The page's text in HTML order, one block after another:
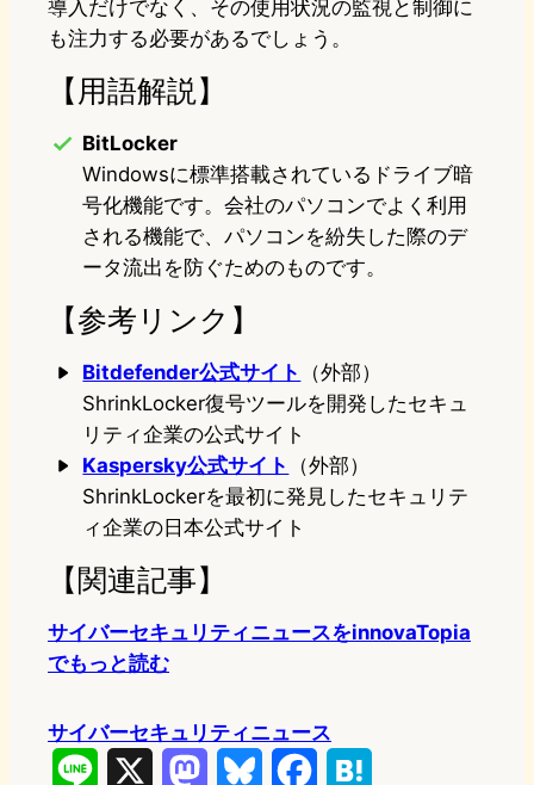
導入だけでなく、その使用状況の監視と制御に
も注力する必要があるでしょう。
【用語解説】
BitLocker
Windowsに標準搭載されているドライブ暗
号化機能です。会社のパソコンでよく利用
される機能で、パソコンを紛失した際のデ
ータ流出を防ぐためのものです。
【参考リンク】
Bitdefender公式サイト
（外部）
ShrinkLocker復号ツールを開発したセキュ
リティ企業の公式サイト
Kaspersky公式サイト
（外部）
ShrinkLockerを最初に発見したセキュリテ
ィ企業の日本公式サイト
【関連記事】
サイバーセキュリティニュースをinnovaTopia
でもっと読む
サイバーセキュリティニュース